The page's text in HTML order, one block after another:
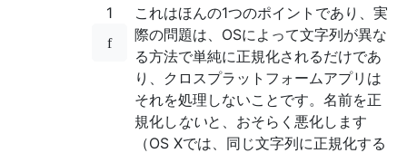
1
これはほんの1つのポイントであり、実
際の問題は、OSによって文字列が異な
る方法で単純に正規化されるだけであ
り、クロスプラットフォームアプリは
それを処理しないことです。名前を正
規化しないと、おそらく悪化します
（OS Xでは、同じ文字列に正規化する